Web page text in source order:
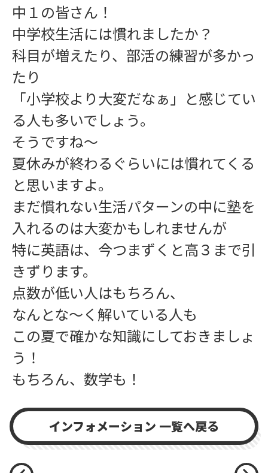
中１の皆さん！
中学校生活には慣れましたか？
科目が増えたり、部活の練習が多かっ
たり
「小学校より大変だなぁ」と感じてい
る人も多いでしょう。
そうですね〜
夏休みが終わるぐらいには慣れてくる
と思いますよ。
まだ慣れない生活パターンの中に塾を
入れるのは大変かもしれませんが
特に英語は、今つまずくと高３まで引
きずります。
点数が低い人はもちろん、
なんとな〜く解いている人も
この夏で確かな知識にしておきましょ
う！
もちろん、数学も！
インフォメーション 一覧へ戻る